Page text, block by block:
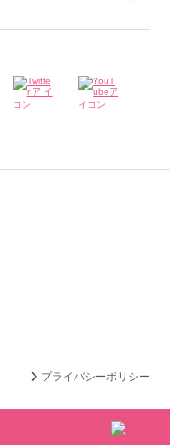
プライバシーポリシー